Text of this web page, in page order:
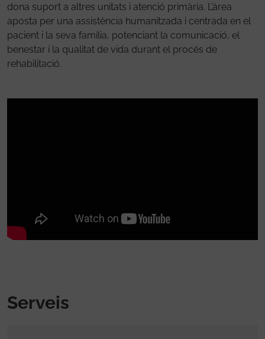
dona suport a altres unitats i atenció primària. L’àrea
aposta per una assistència humanitzada i centrada en el
pacient i la seva família, potenciant la comunicació, el
benestar i la qualitat de vida durant el procés de
rehabilitació.
Serveis